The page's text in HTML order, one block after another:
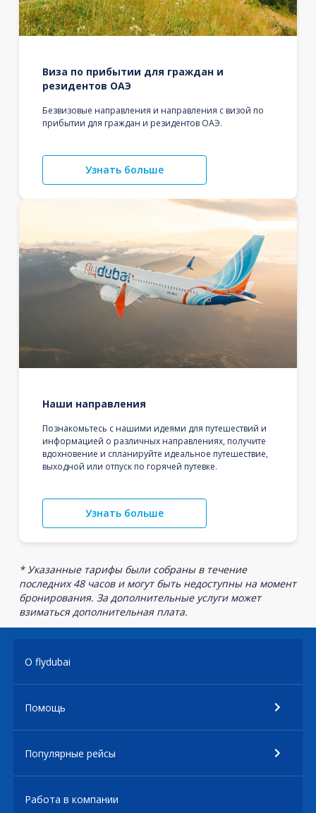
Виза по прибытии для граждан и
резидентов ОАЭ
Безвизовые направления и направления с визой по
прибытии для граждан и резидентов ОАЭ.
Узнать больше
Наши направления
Познакомьтесь с нашими идеями для путешествий и
информацией о различных направлениях, получите
вдохновение и спланируйте идеальное путешествие,
выходной или отпуск по горячей путевке.
Узнать больше
* Указанные тарифы были собраны в течение
последних 48 часов и могут быть недоступны на момент
бронирования. За дополнительные услуги может
взиматься дополнительная плата.
О flydubai
Помощь
Популярные рейсы
Работа в компании